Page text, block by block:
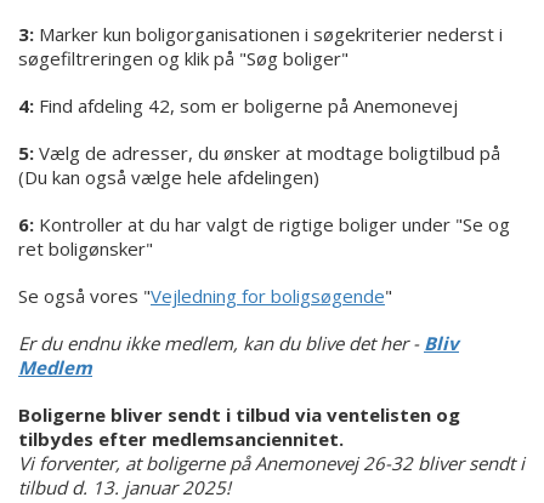
3: Marker kun boligorganisationen i søgekriterier nederst i
søgefiltreringen og klik på "Søg boliger"
4: Find afdeling 42, som er boligerne på Anemonevej
5: Vælg de adresser, du ønsker at modtage boligtilbud på
(Du kan også vælge hele afdelingen)
6: Kontroller at du har valgt de rigtige boliger under "Se og
ret boligønsker"
Se også vores "Vejledning for boligsøgende"
Er du endnu ikke medlem, kan du blive det her - Bliv
Medlem
Boligerne bliver sendt i tilbud via ventelisten og
tilbydes efter medlemsanciennitet.
Vi forventer, at boligerne på Anemonevej 26-32 bliver sendt i
tilbud d. 13. januar 2025!